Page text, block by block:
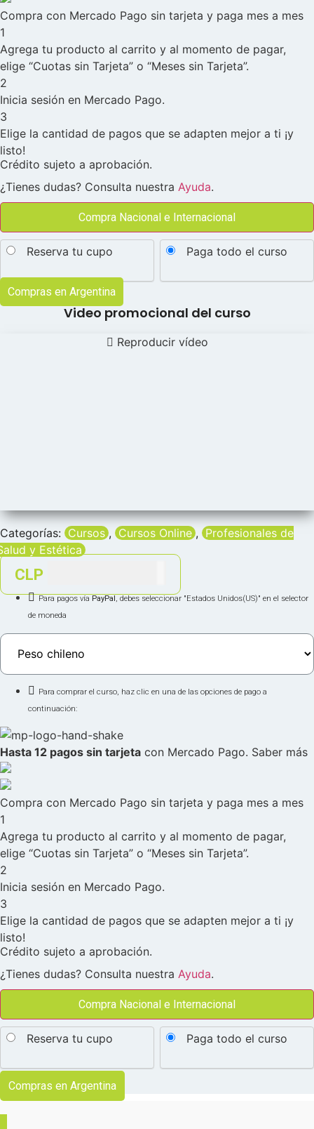
Compra con Mercado Pago sin tarjeta y paga mes a mes
1
Agrega tu producto al carrito y al momento de pagar,
elige “Cuotas sin Tarjeta” o “Meses sin Tarjeta”.
2
Inicia sesión en Mercado Pago.
3
Elige la cantidad de pagos que se adapten mejor a ti ¡y
listo!
Crédito sujeto a aprobación.
¿Tienes dudas? Consulta nuestra Ayuda.
Choose
payment
option
Reserva tu cupo Paga todo el curso
Certificación
de
Dermapen
en
Medicina
Regenerativa
Compra Nacional e Internacional
Compras en Argentina
Video promocional del curso
Reproducir vídeo
Categorías: Cursos , Cursos Online , Profesionales de
y Estética
CLP
Para pagos vía PayPal, debes seleccionar "Estados Unidos(US)" en el selector
de moneda
Para comprar el curso, haz clic en una de las opciones de pago a
continuación:
Hasta 12 pagos sin tarjeta con Mercado Pago. Saber más
Compra con Mercado Pago sin tarjeta y paga mes a mes
1
Agrega tu producto al carrito y al momento de pagar,
elige “Cuotas sin Tarjeta” o “Meses sin Tarjeta”.
2
Inicia sesión en Mercado Pago.
3
Elige la cantidad de pagos que se adapten mejor a ti ¡y
listo!
Crédito sujeto a aprobación.
¿Tienes dudas? Consulta nuestra Ayuda.
Choose
payment
option
Reserva tu cupo Paga todo el curso
Certificación
de
Dermapen
en
Medicina
Regenerativa
cantidad
Compra Nacional e Internacional
Compras en Argentina